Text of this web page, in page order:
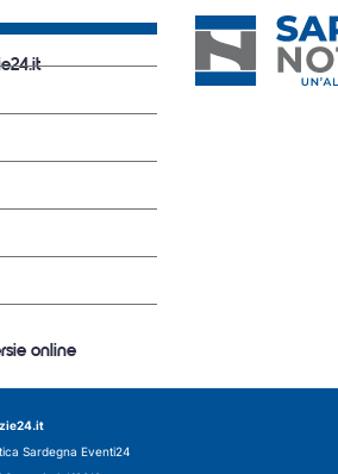
online
Sardegna Eventi24